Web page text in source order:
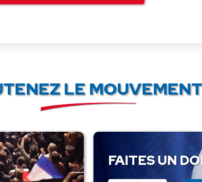
LE
FAITES UN